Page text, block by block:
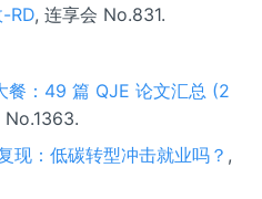
RD, 连享会 No.831.
餐：49 篇 QJE 论文汇总 (2
No.1363.
现：低碳转型冲击就业吗？ ,